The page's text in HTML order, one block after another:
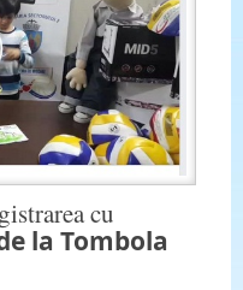
cu
la Tombola